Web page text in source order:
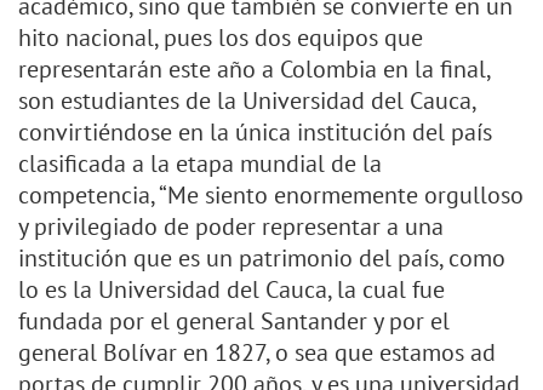
académico, sino que también se convierte en un
hito nacional, pues los dos equipos que
representarán este año a Colombia en la final,
son estudiantes de la Universidad del Cauca,
convirtiéndose en la única institución del país
clasificada a la etapa mundial de la
competencia, “Me siento enormemente orgulloso
y privilegiado de poder representar a una
institución que es un patrimonio del país, como
lo es la Universidad del Cauca, la cual fue
fundada por el general Santander y por el
general Bolívar en 1827, o sea que estamos ad